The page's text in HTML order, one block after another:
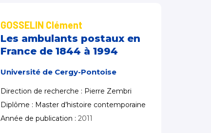
GOSSELIN Clément
Les ambulants postaux en
France de 1844 à 1994
Université de Cergy-Pontoise
Direction de recherche : Pierre Zembri
Diplôme : Master d’histoire contemporaine
Année de publication : 2011